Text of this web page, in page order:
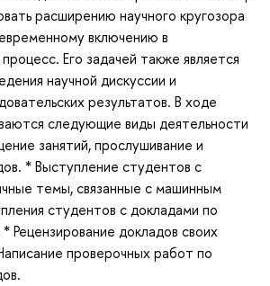
расширению научного кругозора
включению в
Его задачей также является
научной дискуссии и
результатов. В ходе
следующие виды деятельности
занятий, прослушивание и
* Выступление студентов с
темы, связанные с машинным
студентов с докладами по
Рецензирование докладов своих
проверочных работ по